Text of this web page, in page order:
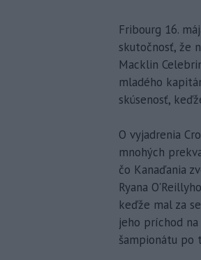
Fribourg 16.
skutočnosť, že
Macklin
mladého
skúsenosť,
O vyjadrenia
mnohých
čo Kanaďania
Ryana
keďže mal za
jeho príchod
šampionátu po